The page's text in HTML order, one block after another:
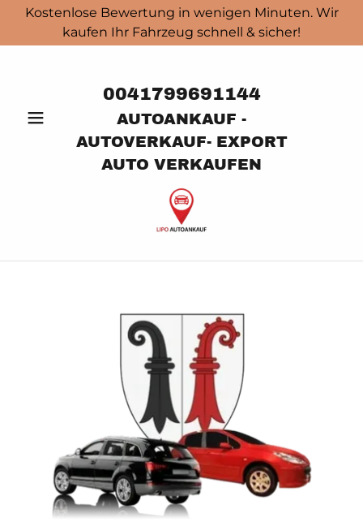
Kostenlose Bewertung in wenigen Minuten. Wir
kaufen Ihr Fahrzeug schnell & sicher!
0041799691144
AUTOANKAUF -
AUTOVERKAUF- EXPORT
AUTO VERKAUFEN